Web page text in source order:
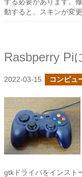
動すると、スキンが変
2022-03-15 コンピュ
gtkドライバをインスト